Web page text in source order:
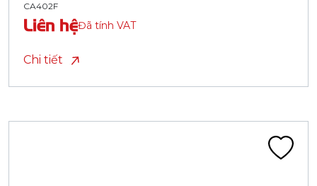
CA402F
Liên hệĐã tính VAT
Chi tiết